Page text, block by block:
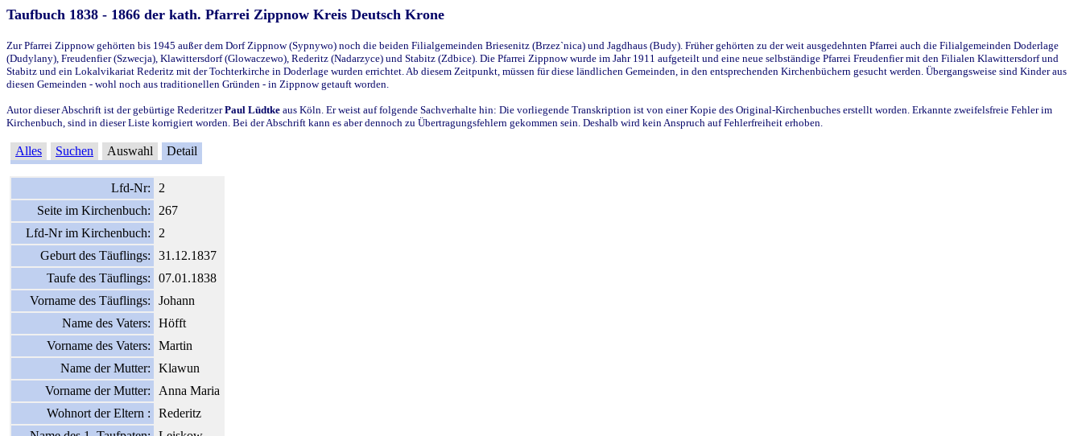
Taufbuch 1838 - 1866 der kath. Pfarrei Zippnow Kreis Deutsch Krone
Zur Pfarrei Zippnow gehörten bis 1945 außer dem Dorf Zippnow (Sypnywo) noch die beiden Filialgemeinden Briesenitz (Brzez`nica) und Jagdhaus (Budy). Früher gehörten zu der weit ausgedehnten Pfarrei auch die Filialgemeinden Doderlage
(Dudylany), Freudenfier (Szwecja), Klawittersdorf (Glowaczewo), Rederitz (Nadarzyce) und Stabitz (Zdbice). Die Pfarrei Zippnow wurde im Jahr 1911 aufgeteilt und eine neue selbständige Pfarrei Freudenfier mit den Filialen Klawittersdorf und
Stabitz und ein Lokalvikariat Rederitz mit der Tochterkirche in Doderlage wurden errichtet. Ab diesem Zeitpunkt, müssen für diese ländlichen Gemeinden, in den entsprechenden Kirchenbüchern gesucht werden. Übergangsweise sind Kinder aus
diesen Gemeinden - wohl noch aus traditionellen Gründen - in Zippnow getauft worden.
Autor dieser Abschrift ist der gebürtige RederitzerPaul Lüdtke aus Köln. Er weist auf folgende Sachverhalte hin: Die vorliegende Transkription ist von einer Kopie des Original-Kirchenbuches erstellt worden. Erkannte zweifelsfreie Fehler im
Kirchenbuch, sind in dieser Liste korrigiert worden. Bei der Abschrift kann es aber dennoch zu Übertragungsfehlern gekommen sein. Deshalb wird kein Anspruch auf Fehlerfreiheit erhoben.
Alles Suchen Auswahl Detail
Lfd-Nr:
2
Seite im Kirchenbuch:
267
Lfd-Nr im Kirchenbuch:
2
Geburt des Täuflings:
31.12.1837
Taufe des Täuflings:
07.01.1838
Vorname des Täuflings:
Johann
Name des Vaters:
Höfft
Vorname des Vaters:
Martin
Name der Mutter:
Klawun
Vorname der Mutter:
Anna Maria
Wohnort der Eltern :
Rederitz